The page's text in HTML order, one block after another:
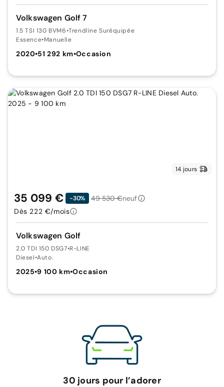
Volkswagen Golf 7
1.5 TSI 130 BVM6•Trendline Suréquipée
Essence•Manuelle
2020•51 292 km•Occasion
14 jours
Volkswagen Golf
2.0 TDI 150 DSG7•R-LINE
Diesel•Auto.
2025•9 100 km•Occasion
35 099 € -30% 49 530 €neuf
Dès 222 €/mois
30 jours pour l’adorer